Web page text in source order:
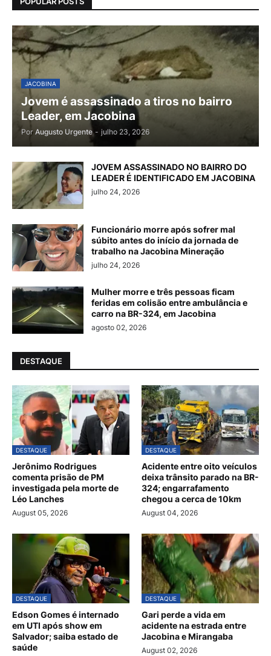
JACOBINA
Jovem é assassinado a tiros no bairro
Leader, em Jacobina
Por Augusto Urgente - julho 23, 2026
JOVEM ASSASSINADO NO BAIRRO DO
LEADER É IDENTIFICADO EM JACOBINA
julho 24, 2026
Funcionário morre após sofrer mal
súbito antes do início da jornada de
trabalho na Jacobina Mineração
julho 24, 2026
Mulher morre e três pessoas ficam
feridas em colisão entre ambulância e
carro na BR-324, em Jacobina
agosto 02, 2026
DESTAQUE
DESTAQUE
Jerônimo Rodrigues
comenta prisão de PM
investigada pela morte de
Léo Lanches
August 05, 2026
DESTAQUE
Acidente entre oito veículos
deixa trânsito parado na BR-
324; engarrafamento
chegou a cerca de 10km
August 04, 2026
DESTAQUE
Edson Gomes é internado
em UTI após show em
Salvador; saiba estado de
saúde
DESTAQUE
Gari perde a vida em
acidente na estrada entre
Jacobina e Mirangaba
August 02, 2026